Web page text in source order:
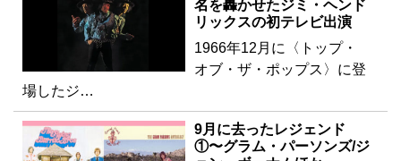
名を轟かせたジミ・ヘンド
リックスの初テレビ出演
1966年12月に〈トップ・
オブ・ザ・ポップス〉に登
場したジ…
9月に去ったレジェンド
①〜グラム・パーソンズ/ジ